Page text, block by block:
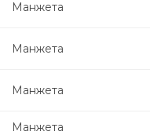
Манжета
Манжета
Манжета
Манжета